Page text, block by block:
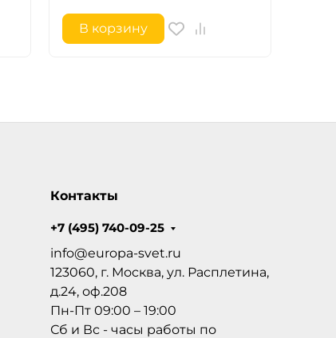
В корзину
Контакты
+7 (495) 740-09-25
info@europa-svet.ru
123060, г. Москва, ул. Расплетина,
д.24, оф.208
Пн-Пт 09:00 – 19:00
Сб и Вс - часы работы по